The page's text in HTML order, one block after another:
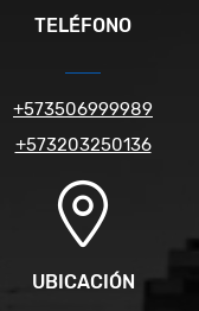
TELÉFONO
+573506999989
+573203250136
UBICACIÓN